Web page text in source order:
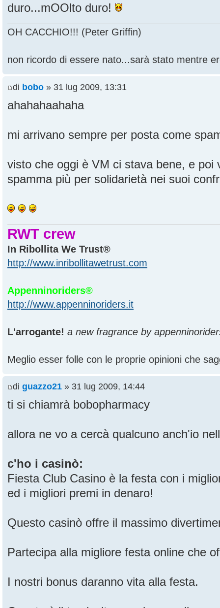
duro...mOOlto duro!
OH CACCHIO!!! (Peter Griffin)
non ricordo di essere nato...sarà stato mentre
di bobo » 31 lug 2009, 13:31
ahahahaahaha
mi arrivano sempre per posta come
visto che oggi è VM ci stava bene, e poi
spamma più per solidarietà nei suoi
RWT crew
In Ribollita We Trust®
http://www.inribollitawetrust.com
Appenninoriders®
http://www.appenninoriders.it
L'arrogante! a new fragrance by
Meglio esser folle con le proprie opinioni che
di guazzo21 » 31 lug 2009, 14:44
ti si chiamrà bobopharmacy
allora ne vo a cercà qualcuno anch'io
c'ho i casinò:
Fiesta Club Casino è la festa con i
ed i migliori premi in denaro!
Questo casinò offre il massimo
Partecipa alla migliore festa online che
I nostri bonus daranno vita alla festa.